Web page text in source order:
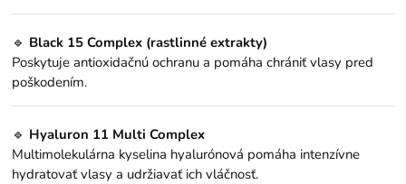
🔹 Black 15 Complex (rastlinné extrakty)
Poskytuje antioxidačnú ochranu a pomáha chrániť vlasy pred
poškodením.
🔹 Hyaluron 11 Multi Complex
Multimolekulárna kyselina hyalurónová pomáha intenzívne
hydratovať vlasy a udržiavať ich vláčnosť.